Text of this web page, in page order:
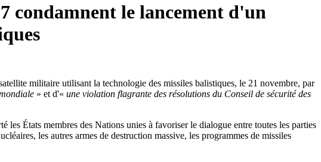
condamnent le lancement d'un
militaire utilisant la technologie des missiles balistiques, le 21 novembre, par
» et d'« une violation flagrante des résolutions du Conseil de sécurité des
États membres des Nations unies à favoriser le dialogue entre toutes les parties
les autres armes de destruction massive, les programmes de missiles